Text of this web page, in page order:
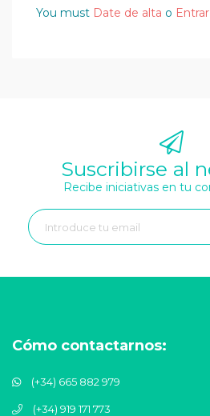
You must Date de alta o Entrar
Suscribirse al
Recibe iniciativas en tu
Cómo contactarnos:
(+34) 665 882 979
(+34) 919 171 773